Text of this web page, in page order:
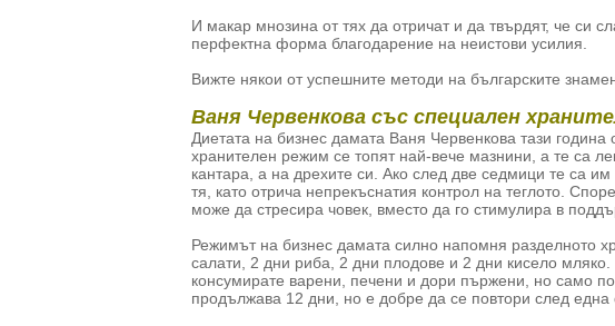
И макар мнозина от тях да отричат и да твърдят, че си
перфектна форма благодарение на неистови усилия.
Вижте някои от успешните методи на българските
Ваня Червенкова със специален
Диетата на бизнес дамата Ваня Червенкова тази година
хранителен режим се топят най-вече мазнини, а те са
кантара, а на дрехите си. Ако след две седмици те са
тя, като отрича непрекъснатия контрол на теглото.
може да стресира човек, вместо да го стимулира в
Режимът на бизнес дамата силно напомня разделното
салати, 2 дни риба, 2 дни плодове и 2 дни кисело мляко.
консумирате варени, печени и дори пържени, но само
продължава 12 дни, но е добре да се повтори след една